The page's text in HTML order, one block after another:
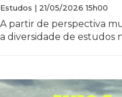
Estudos | 21/05/2026 15h00
A partir de perspectiva
a diversidade de estudos